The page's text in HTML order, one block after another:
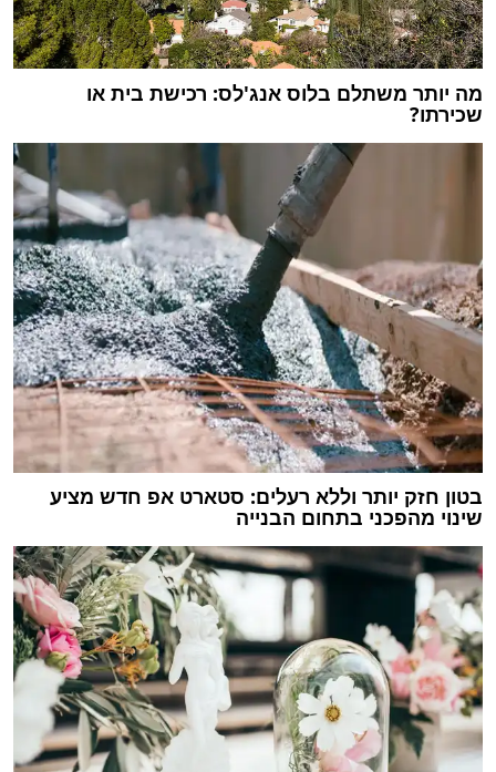
מה יותר משתלם בלוס אנג'לס: רכישת בית או
שכירתו?
בטון חזק יותר וללא רעלים: סטארט אפ חדש מציע
שינוי מהפכני בתחום הבנייה